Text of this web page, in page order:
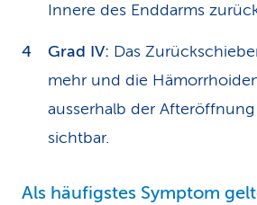
Innere des Enddarms
Grad IV: Das
mehr und die
ausserhalb der
sichtbar.
Als häufigstes Symptom